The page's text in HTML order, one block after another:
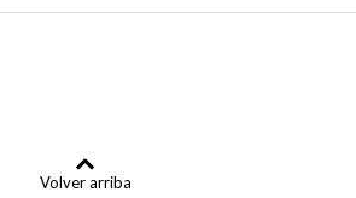
Volver arriba